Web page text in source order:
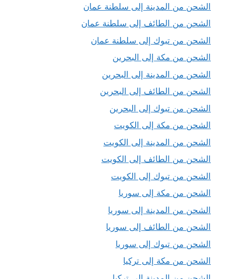
الشحن من المدينة إلى سلطنة عمان
الشحن من الطائف إلى سلطنة عمان
الشحن من تبوك إلى سلطنة عمان
الشحن من مكة إلى البحرين
الشحن من المدينة إلى البحرين
الشحن من الطائف إلى البحرين
الشحن من تبوك إلى البحرين
الشحن من مكة إلى الكويت
الشحن من المدينة إلى الكويت
الشحن من الطائف إلى الكويت
الشحن من تبوك إلى الكويت
الشحن من مكة إلى سوريا
الشحن من المدينة إلى سوريا
الشحن من الطائف إلى سوريا
الشحن من تبوك إلى سوريا
الشحن من مكة إلى تركيا